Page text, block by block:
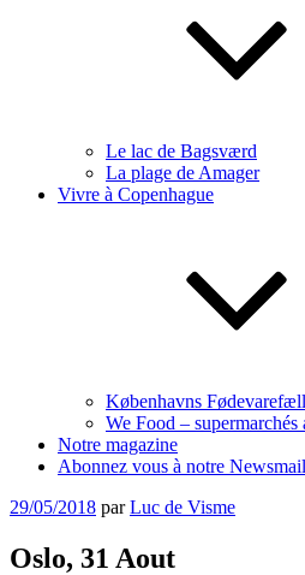
Le lac de Bagsværd
La plage de Amager
Vivre à Copenhague
Københavns
We Food – supermarchés
Notre magazine
Abonnez vous à notre Newsmail
Publié
29/05/2018 parLuc de Visme
Oslo, 31 Aout